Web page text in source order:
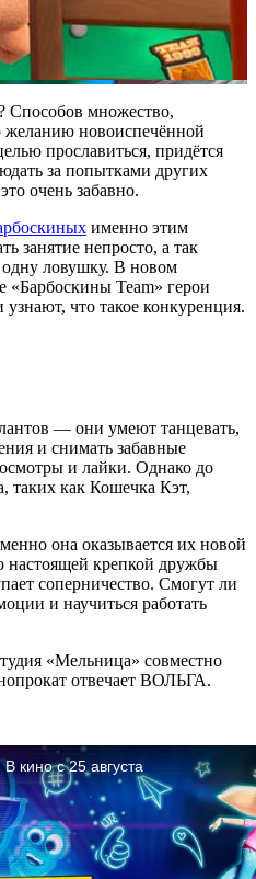
Способов множество,
желанию новоиспечённой
прославиться, придётся
за попытками других
очень забавно.
именно этим
занятие непросто, а так
ловушку. В новом
Team» герои
узнают, что такое конкуренция.
— они умеют танцевать,
и снимать забавные
и лайки. Однако до
таких как Кошечка Кэт,
она оказывается их новой
настоящей крепкой дружбы
соперничество. Смогут ли
и научиться работать
«Мельница» совместно
отвечает ВОЛЬГА.